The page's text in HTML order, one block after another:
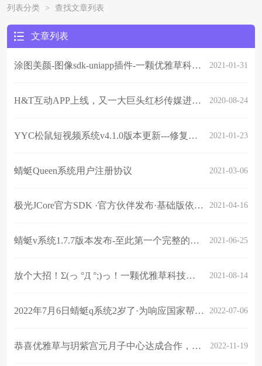
列表分类 > 查找文章列表
文章列表
涂图美颜-图像sdk-uniapp插件-一颗优雅草科技-插件限时免费 2021-01-31
H&T互动APP上线，又一大巨头红杉传媒进入行业开启短视频+直播+线下赋能企业营销创新 2020-08-24
YYC松鼠短视频系统v4.1.0版本更新---修复启动图广告-栏目搜索做默认 2021-01-23
蜻蜓Queen系统用户注册协议 2021-03-06
极光JCore官方SDK ·官方伙伴发布·基础版依赖包 发布 2021-04-16
蜻蜓v系统1.7.7版本发布-至此第一个完整的蜻蜓v聊天im 社交 直播 1v1 版 2021-06-25
放个大招！Σ(っ °Д °;)っ！一颗优雅草科技产品全系列即将全部开源 2021-08-14
2022年7月6日蜻蜓q系统2岁了·为响应国家帮扶政策·促进企业复工复产优雅草开启年度·免费获得授权活动1年1次，本次活动7月10日正式开启 2022-07-06
恭喜优雅草与玥紫宫元月子中心达成合作，将打造一款完整的系统 2022-11-19